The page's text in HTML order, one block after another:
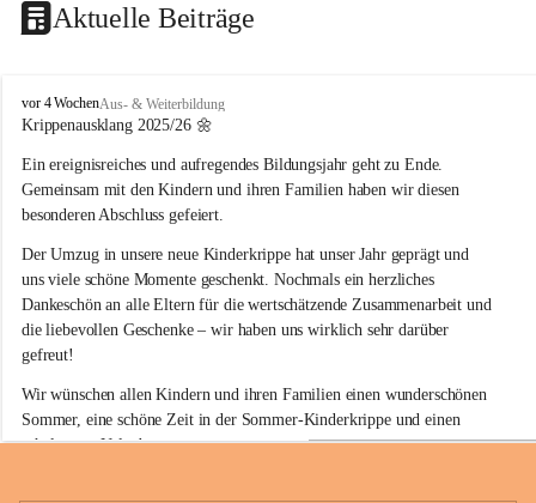
Aktuelle Beiträge
K
i
d
e
r
r
i
p
p
e
S
i
n
a
b
vor 4 WochenAus- & Weiterbildung
Krippenausklang 2025/26 🌼
Ein ereignisreiches und aufregendes Bildungsjahr geht zu Ende.
Gemeinsam mit den Kindern und ihren Familien haben wir diesen
besonderen Abschluss gefeiert.
Der Umzug in unsere neue Kinderkrippe hat unser Jahr geprägt und
uns viele schöne Momente geschenkt. Nochmals ein herzliches
Dankeschön an alle Eltern für die wertschätzende Zusammenarbeit und
die liebevollen Geschenke – wir haben uns wirklich sehr darüber
gefreut!
Wir wünschen allen Kindern und ihren Familien einen wunderschönen
Sommer, eine schöne Zeit in der Sommer-Kinderkrippe und einen
erholsamen Urlaub.